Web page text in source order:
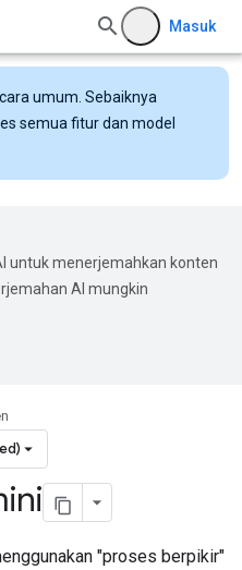
Masuk
umum. Sebaiknya
semua fitur dan model
untuk menerjemahkan konten
AI mungkin
"proses berpikir"